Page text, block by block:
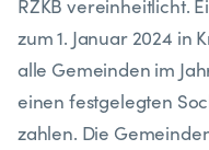
RZKB vereinheitlicht.
zum 1. Januar 2024 in
alle Gemeinden im
einen festgelegten
zahlen. Die